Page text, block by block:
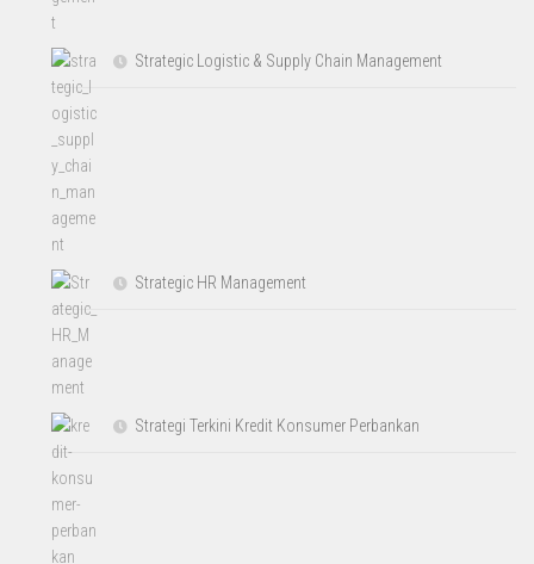
Strategic Logistic & Supply Chain Management
Strategic HR Management
Strategi Terkini Kredit Konsumer Perbankan